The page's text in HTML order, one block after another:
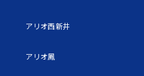
アリオ西新井
アリオ鳳